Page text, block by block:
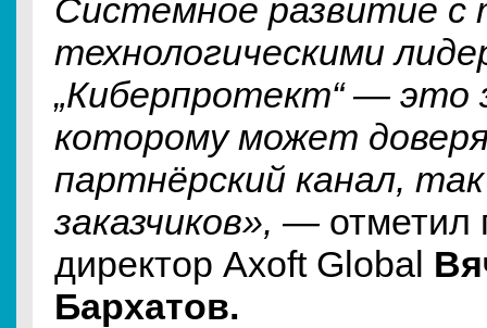
Системное развитие с
технологическими
„Киберпротект“ — это
которому может
партнёрский канал,
заказчиков», —отметил
директор Axoft Global
Бархатов.